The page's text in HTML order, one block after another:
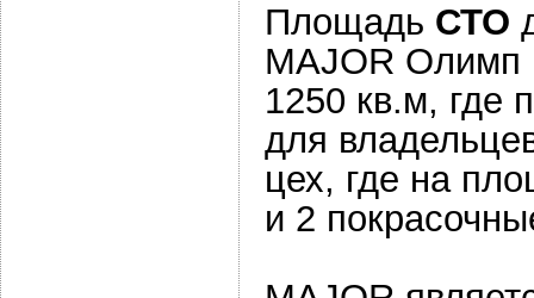
Площадь СТО
MAJOR Олимп
1250 кв.м, где
для
цех, где на
и 2